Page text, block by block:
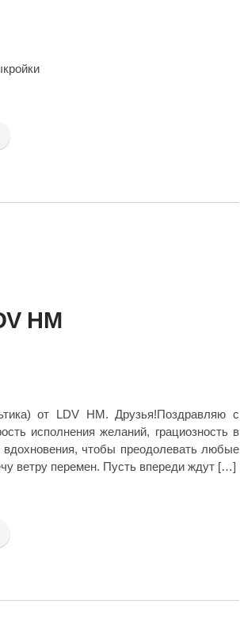
HM
от LDV HM. Друзья!Поздравляю с
исполнения желаний, грациозность в
чтобы преодолевать любые
ветру перемен. Пусть впереди ждут […]